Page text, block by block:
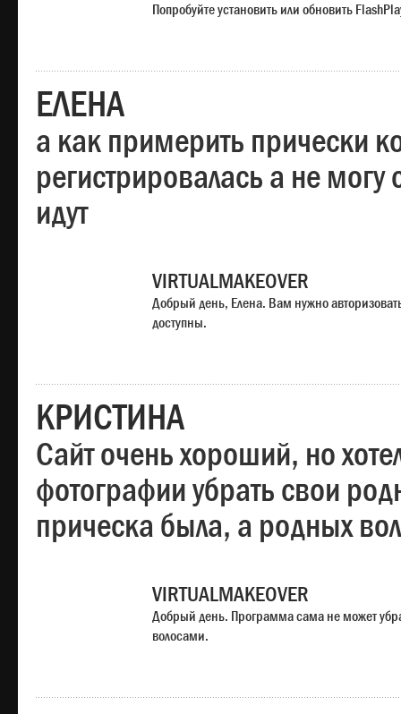
Попробуйте установить или обновить
ЕЛЕНА
а как примерить прически
регистрировалась а не
идут
VIRTUALMAKEOVER
Добрый день, Елена. Вам нужно
доступны.
КРИСТИНА
Сайт очень хороший, но
фотографии убрать свои
прическа была, а родных
VIRTUALMAKEOVER
Добрый день. Программа сама не может
волосами.